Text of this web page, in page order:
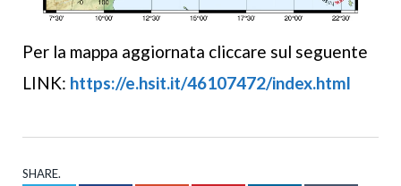
Per la mappa aggiornata cliccare sul seguente
LINK: https://e.hsit.it/46107472/index.html
SHARE.